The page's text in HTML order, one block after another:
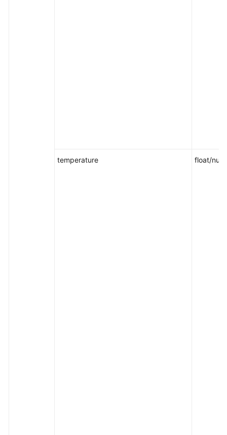
temperature float/null